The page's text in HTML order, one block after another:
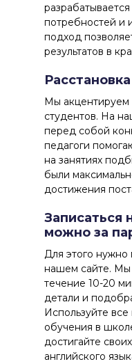
потребностей и
подход
результатов в
Мы акцентируем
студентов. На
перед собой
педагоги
на занятиях
были
достижения
Записаться
можно за
Для этого нужно
нашем сайте. Мы
течение 10-20
детали и
Используйте
обучения в
достигайте
английского